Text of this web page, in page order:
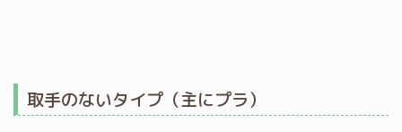
取手のないタイプ（主にプラ）